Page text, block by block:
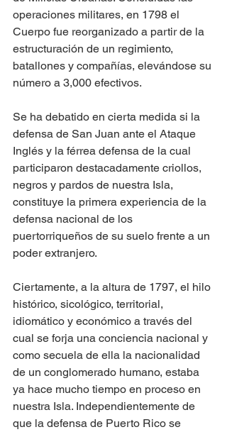
operaciones militares, en 1798 el
Cuerpo fue reorganizado a partir de la
estructuración de un regimiento,
batallones y compañías, elevándose su
número a 3,000 efectivos.
Se ha debatido en cierta medida si la
defensa de San Juan ante el Ataque
Inglés y la férrea defensa de la cual
participaron destacadamente criollos,
negros y pardos de nuestra Isla,
constituye la primera experiencia de la
defensa nacional de los
puertorriqueños de su suelo frente a un
poder extranjero.
Ciertamente, a la altura de 1797, el hilo
histórico, sicológico, territorial,
idiomático y económico a través del
cual se forja una conciencia nacional y
como secuela de ella la nacionalidad
de un conglomerado humano, estaba
ya hace mucho tiempo en proceso en
nuestra Isla. Independientemente de
que la defensa de Puerto Rico se